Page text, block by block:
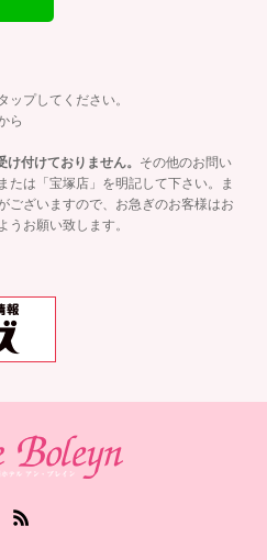
プしてください。
ら
付けておりません。 その他のお問い
たは「宝塚店」を明記して下さい。ま
ございますので、お急ぎのお客様はお
お願い致します。